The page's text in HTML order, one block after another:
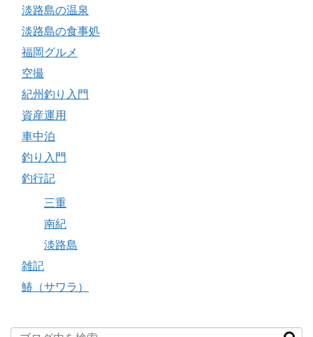
淡路島の温泉
淡路島の食事処
福岡グルメ
空撮
紀州釣り入門
資産運用
車中泊
釣り入門
釣行記
三重
南紀
淡路島
雑記
鰆（サワラ）